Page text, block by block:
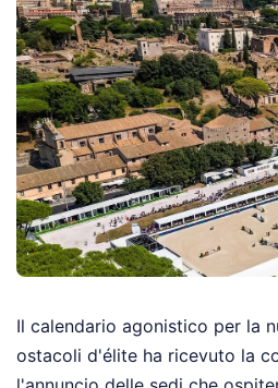
Il calendario agonistico per la
ostacoli d'élite ha ricevuto la